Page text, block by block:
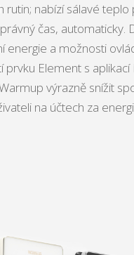
rutin; nabízí sálavé
čas, automaticky.
energie a možnosti
prvku Element s
výrazně snížit
na účtech za